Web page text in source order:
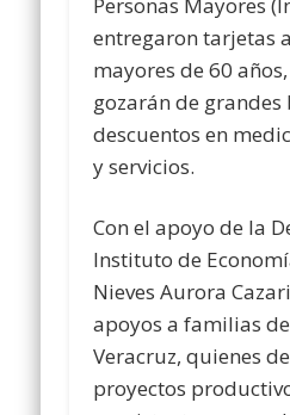
entregaron tarjetas
mayores de 60
gozarán de grandes
descuentos en
y servicios.
Con el apoyo de la
Instituto de
Nieves Aurora
apoyos a familias
Veracruz, quienes
proyectos